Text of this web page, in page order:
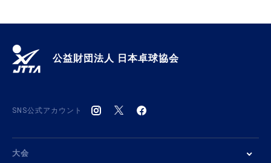
公益財団法人 日本卓球協会
SNS公式アカウント
大会